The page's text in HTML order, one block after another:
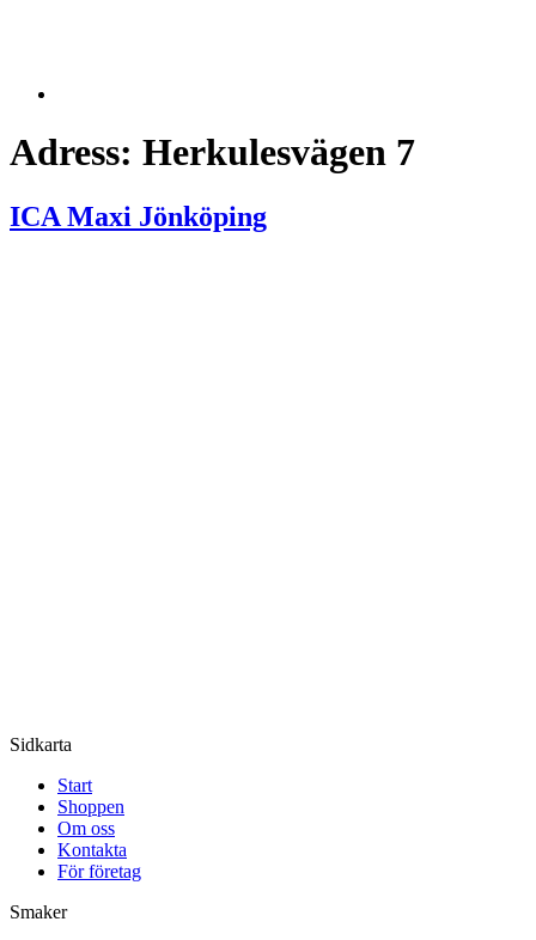
Adress: Herkulesvägen 7
ICA Maxi Jönköping
Sidkarta
Start
Shoppen
Om oss
Kontakta
För företag
Smaker